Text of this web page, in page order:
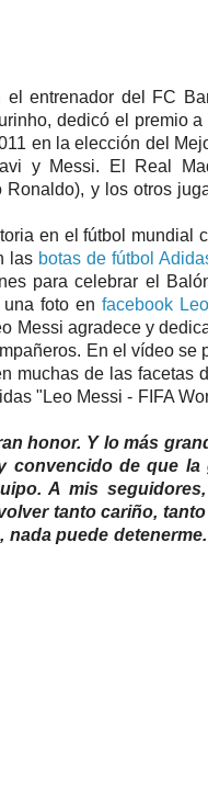
el entrenador del FC
dedicó el premio
en la elección del
y Messi. El Real
y los otros
en el fútbol mundial
las botas de fútbol
para celebrar el
foto en facebook
Messi agradece y
En el vídeo se
muchas de las facetas
"Leo Messi - FIFA
honor. Y lo más
de que la
A mis
tanto cariño,
puede